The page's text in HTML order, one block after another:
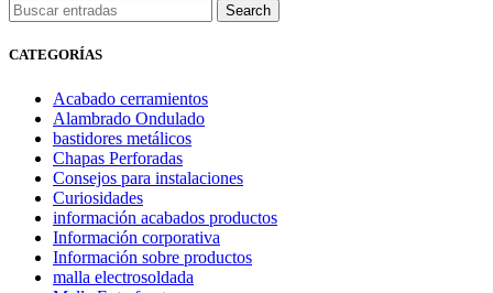
Search
CATEGORÍAS
Acabado cerramientos
Alambrado Ondulado
bastidores metálicos
Chapas Perforadas
Consejos para instalaciones
Curiosidades
información acabados productos
Información corporativa
Información sobre productos
malla electrosoldada